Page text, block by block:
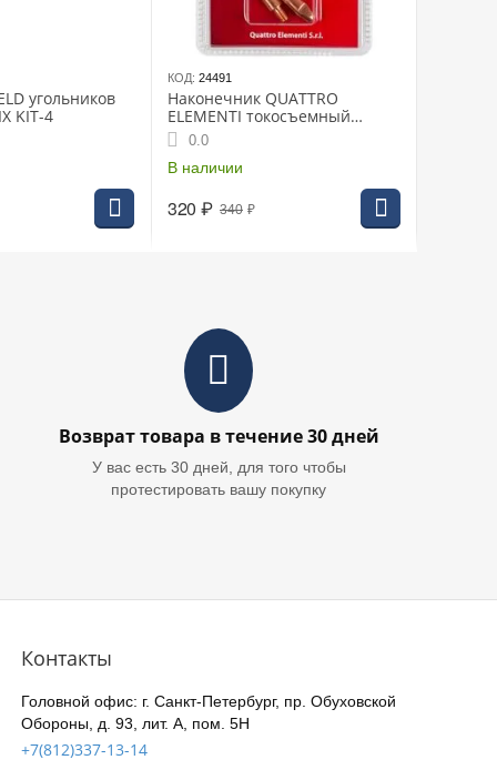
угольников
KIT-4
КОД: 24491
Наконечник QUATTRO
ELEMENTI токосъемный
М6х28 0.8мм для горелки
полуавтомата (5шт блистер)
(771-237)
0.0
В наличии
340 ₽
320 ₽
Возврат товара в течение 30 дней
У вас есть 30 дней, для того чтобы
протестировать вашу покупку
Контакты
Головной офис: г. Санкт-Петербург, пр. Обуховской
Обороны, д. 93, лит. А, пом. 5Н
+7(812)337-13-14